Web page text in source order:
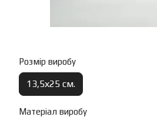
Розмір виробу
13,5х25 см.
Матеріал виробу